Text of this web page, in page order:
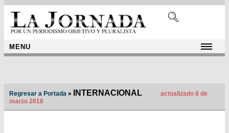
MENU
Regresar a Portada » INTERNACIONAL
actualizado 8 de
marzo 2016